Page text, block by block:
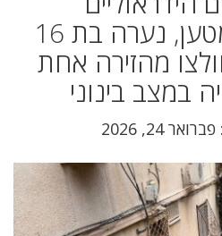
לפתיחת תא המטען, נערה בת 16
בת 70 חולצו מהזירה אחת
במצב בינוני
24, 2026